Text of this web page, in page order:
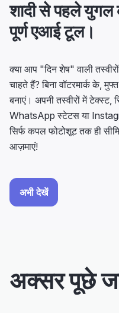
शादी से पहले युगल
पूर्ण एआई टूल।
क्या आप "दिन शेष" वाली
चाहते हैं? बिना वॉटरमार्क के,
बनाएं। अपनी तस्वीरों में
WhatsApp स्टेटस या
सिर्फ कपल फोटोशूट तक ही
आज़माएं!
अभी देखें
अक्सर पूछे